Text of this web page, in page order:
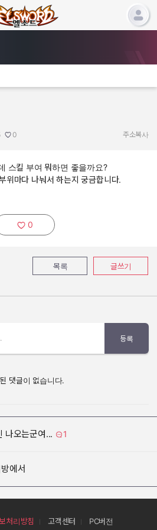
0 주소복사
스킬 부여 뭐하면 좋을까요?
위마다 나눠서 하는지 궁금합니다.
추천하기:
0
목록 글쓰기
등록
댓글이 없습니다.
나오는군여... 1
에서
처리방침 고객센터 PC버전